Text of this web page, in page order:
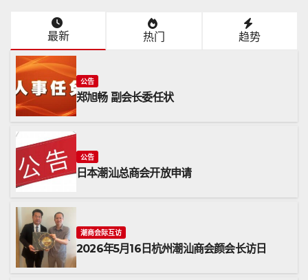
最新 热门 趋势
公告
郑旭畅 副会长委任状
公告
日本潮汕总商会开放申请
潮商会际互访
2026年5月16日杭州潮汕商会颜会长访日